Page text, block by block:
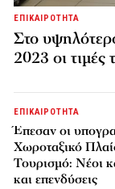
ΕΠΙΚΑΙΡΟΤΗΤΑ
Στο
2023 οι
ΕΠΙΚΑΙΡΟΤΗΤΑ
Έπεσαν οι
Χωροταξικό
Τουρισμό: Νέοι
και επενδύσεις